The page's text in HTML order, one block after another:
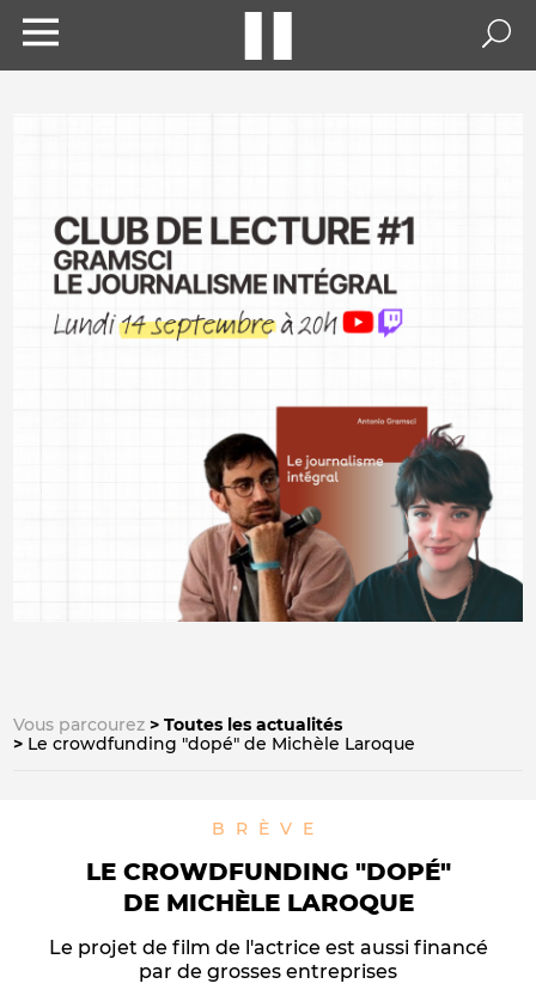
Vous parcourez
Toutes les actualités
Le crowdfunding "dopé" de Michèle Laroque
BRÈVE
LE CROWDFUNDING "DOPÉ"
DE MICHÈLE LAROQUE
Le projet de film de l'actrice est aussi financé
par de grosses entreprises